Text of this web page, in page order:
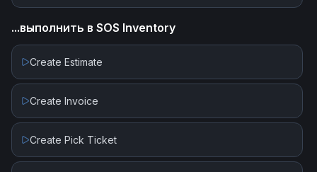
...выполнить в SOS Inventory
Create Estimate
Create Invoice
Create Pick Ticket